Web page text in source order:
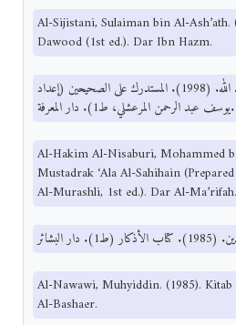
Al-Sijistani, Sulaiman bin Al-
Dawood (1st ed.). Dar Ibn Hazm.
الحاكم النيسابوري، محمد بن عبد الله. (1998). المستدرك على الصحيحين (إعداد
يوسف عبد الرحمن المرعشلي، ط1). دار المعرفة.
Al-Hakim Al-Nisaburi, Mohammed
Mustadrak ‘Ala Al-Sahihain
Al-Murashli, 1st ed.). Dar Al-Ma’rifah.
Al-Nawawi, Muhyiddin. (1985).
Al-Bashaer.